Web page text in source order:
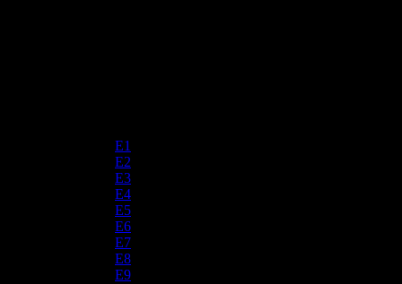
E1
E2
E3
E4
E5
E6
E7
E8
E9